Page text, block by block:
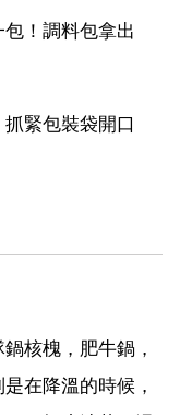
！調料包拿出
緊包裝袋開口
核槐，肥牛鍋，
在降溫的時候，